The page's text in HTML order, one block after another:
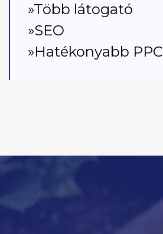
»Több látogató
»SEO
»Hatékonyabb PPC